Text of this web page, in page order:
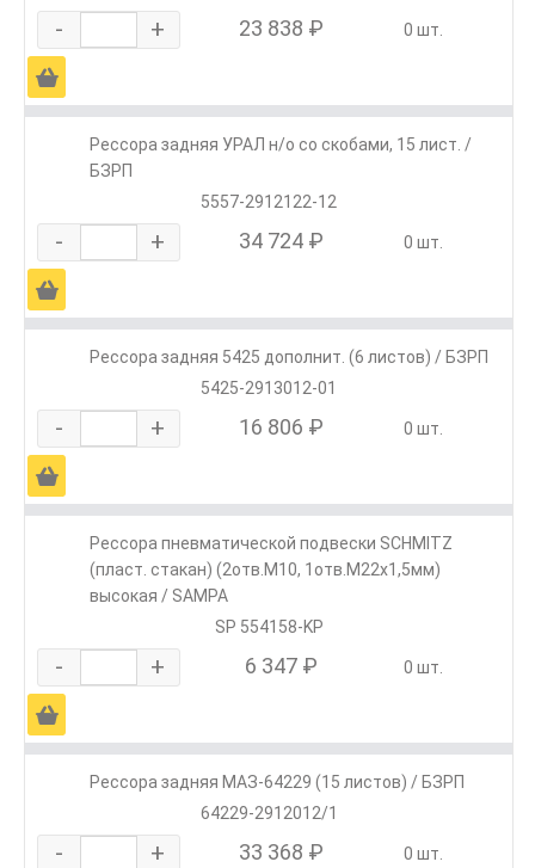
- + 23 838 ₽ 0 шт.
Ä
Рессора задняя УРАЛ н/о со скобами, 15 лист. /
БЗРП
5557-2912122-12
- + 34 724 ₽ 0 шт.
Ä
Рессора задняя 5425 дополнит. (6 листов) / БЗРП
5425-2913012-01
- + 16 806 ₽ 0 шт.
Ä
Рессора пневматической подвески SCHMITZ
(пласт. стакан) (2отв.M10, 1отв.M22х1,5мм)
высокая / SAMPA
SP 554158-KP
- + 6 347 ₽ 0 шт.
Ä
Рессора задняя МАЗ-64229 (15 листов) / БЗРП
64229-2912012/1
- + 33 368 ₽ 0 шт.